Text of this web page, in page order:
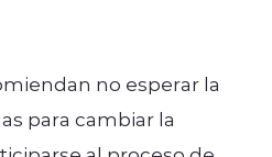
no esperar la
para cambiar la